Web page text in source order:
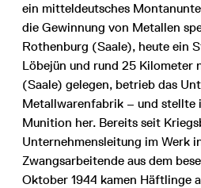
ein mitteldeutsches
die Gewinnung von Metallen
Rothenburg (Saale), heute ein
Löbejün und rund 25 Kilometer
(Saale) gelegen, betrieb das
Metallwarenfabrik – und stellte
Munition her. Bereits seit
Unternehmensleitung im Werk
Zwangsarbeitende aus dem
Oktober 1944 kamen Häftlinge